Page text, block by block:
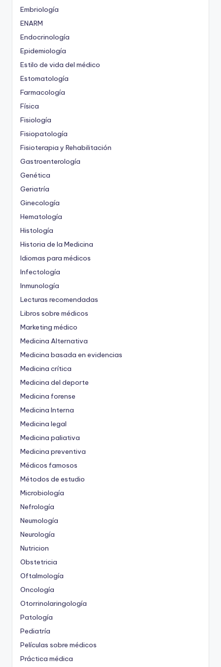
Embriología
ENARM
Endocrinología
Epidemiología
Estilo de vida del médico
Estomatología
Farmacología
Física
Fisiología
Fisiopatología
Fisioterapia y Rehabilitación
Gastroenterología
Genética
Geriatría
Ginecología
Hematología
Histología
Historia de la Medicina
Idiomas para médicos
Infectología
Inmunología
Lecturas recomendadas
Libros sobre médicos
Marketing médico
Medicina Alternativa
Medicina basada en evidencias
Medicina crítica
Medicina del deporte
Medicina forense
Medicina Interna
Medicina legal
Medicina paliativa
Medicina preventiva
Médicos famosos
Métodos de estudio
Microbiología
Nefrología
Neumología
Neurología
Nutricion
Obstetricia
Oftalmología
Oncología
Otorrinolaringología
Patología
Pediatría
Películas sobre médicos
Práctica médica